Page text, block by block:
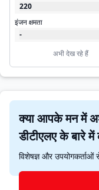
220
इंजन क्षमता
-
अभी देख रहे हैं
क्या आपके मन में
डीटीएलए के
विशेषज्ञ और उपयोगकर्ताओं